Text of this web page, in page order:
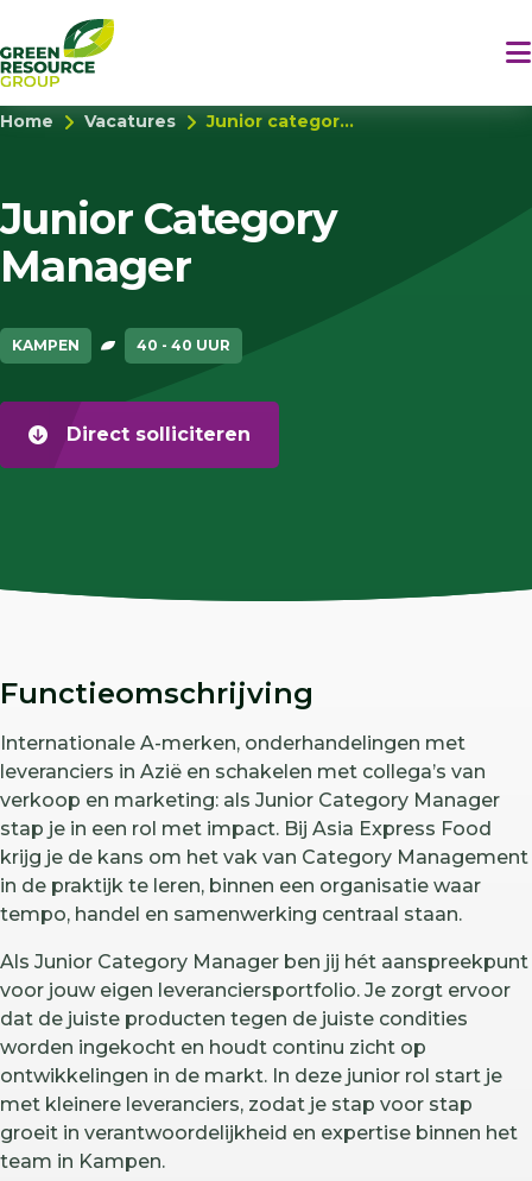
Home Vacatures Junior categor...
Junior Category
Manager
KAMPEN 40 - 40 UUR
Direct solliciteren
Functieomschrijving
Internationale A-merken, onderhandelingen met
leveranciers in Azië en schakelen met collega’s van
verkoop en marketing: als Junior Category Manager
stap je in een rol met impact. Bij Asia Express Food
krijg je de kans om het vak van Category Management
in de praktijk te leren, binnen een organisatie waar
tempo, handel en samenwerking centraal staan.
Als Junior Category Manager ben jij hét aanspreekpunt
voor jouw eigen leveranciersportfolio. Je zorgt ervoor
dat de juiste producten tegen de juiste condities
worden ingekocht en houdt continu zicht op
ontwikkelingen in de markt. In deze junior rol start je
met kleinere leveranciers, zodat je stap voor stap
groeit in verantwoordelijkheid en expertise binnen het
team in Kampen.